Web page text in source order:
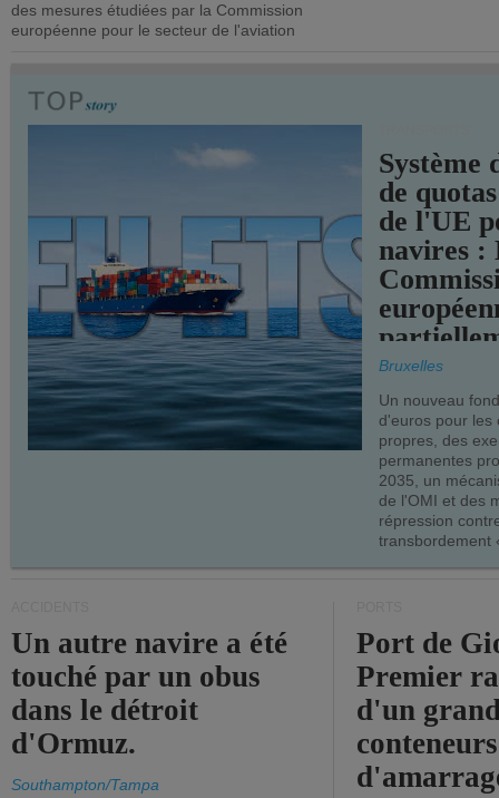
des mesures étudiées par la Commission
européenne pour le secteur de l'aviation
Système
de
de l'UE
navires :
Bruxelles
Un nouveau
d'euros pour les
propres, des
permanentes
2035, un
de l'OMI et des
répression
transbordement
Un autre navire a été
touché par un obus
dans le détroit
d'Ormuz.
Southampton/Tampa
Port de
Premier
d'un